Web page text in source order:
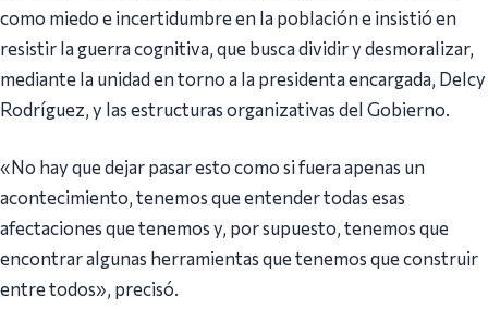
como miedo e incertidumbre en la población e insistió en
resistir la guerra cognitiva, que busca dividir y desmoralizar,
mediante la unidad en torno a la presidenta encargada, Delcy
Rodríguez, y las estructuras organizativas del Gobierno.
«No hay que dejar pasar esto como si fuera apenas un
acontecimiento, tenemos que entender todas esas
afectaciones que tenemos y, por supuesto, tenemos que
encontrar algunas herramientas que tenemos que construir
entre todos», precisó.